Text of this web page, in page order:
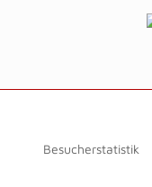
Besucherstatistik